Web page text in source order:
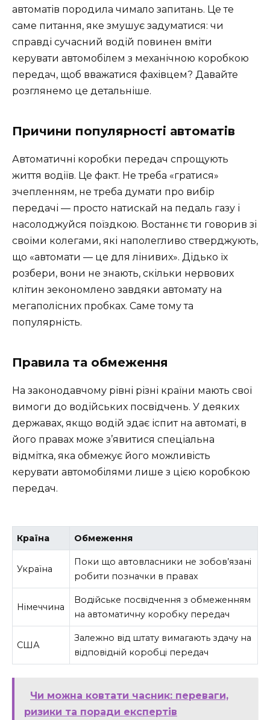
автоматів породила чимало запитань. Це те
саме питання, яке змушує задуматися: чи
справді сучасний водій повинен вміти
керувати автомобілем з механічною коробкою
передач, щоб вважатися фахівцем? Давайте
розглянемо це детальніше.
Причини популярності автоматів
Автоматичні коробки передач спрощують
життя водіїв. Це факт. Не треба «гратися»
зчепленням, не треба думати про вибір
передачі — просто натискай на педаль газу і
насолоджуйся поїздкою. Востаннє ти говорив зі
своїми колегами, які наполегливо стверджують,
що «автомати — це для лінивих». Дідько їх
розбери, вони не знають, скільки нервових
клітин зекономлено завдяки автомату на
мегаполісних пробках. Саме тому та
популярність.
Правила та обмеження
На законодавчому рівні різні країни мають свої
вимоги до водійських посвідчень. У деяких
державах, якщо водій здає іспит на автоматі, в
його правах може з’явитися спеціальна
відмітка, яка обмежує його можливість
керувати автомобілями лише з цією коробкою
передач.
Країна Обмеження
Україна
Поки що автовласники не зобов’язані
робити позначки в правах
Німеччина
Водійське посвідчення з обмеженням
на автоматичну коробку передач
США
Залежно від штату вимагають здачу на
відповідній коробці передач
Чи можна ковтати часник: переваги,
ризики та поради експертів